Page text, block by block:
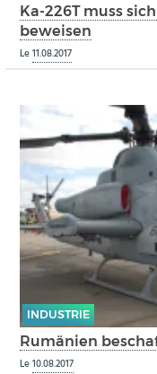
Ka-226T muss
beweisen
Le11.08.2017
INDUSTRIE
Rumänien
Le10.08.2017